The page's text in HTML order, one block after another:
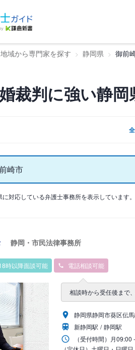
地域から専門家を探す 静岡県 御前
裁判に強い静
崎市
対応している弁護士事務所を表示しています
静岡・市民法律事務所
時以降面談可能 電話相談可能
相談時から受任後まで
静岡県静岡市葵区伝
新静岡駅
静岡駅
（受付時間） 月09:00